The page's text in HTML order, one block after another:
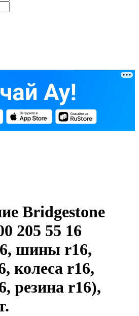
Bridgestone
205 55 16
шины r16,
колеса r16,
резина r16),